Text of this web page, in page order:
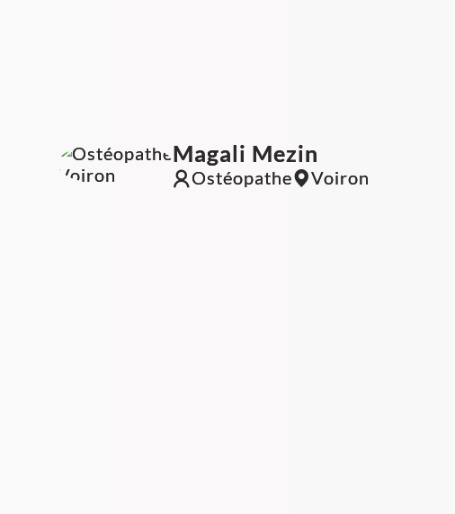
Magali Mezin
Ostéopathe Voiron